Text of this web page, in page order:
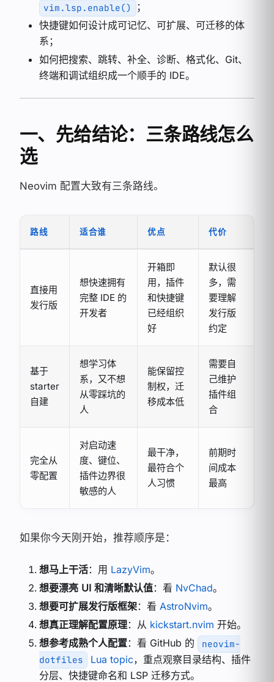
vim.lsp.enable()
；
快捷键如何设计成可记忆、可扩展、可迁移的体
系；
如何把搜索、跳转、补全、诊断、格式化、Git、
终端和调试组织成一个顺手的 IDE。
一、先给结论：三条路线怎么
选
Neovim 配置大致有三条路线。
路线 适合谁 优点 代价
直接用
发行版
想快速拥有
完整 IDE 的
开发者
开箱即
用，插件
和快捷键
已经组织
好
默认很
多，需
要理解
发行版
约定
基于
starter
自建
想学习体
系，又不想
从零踩坑的
人
能保留控
制权，迁
移成本低
需要自
己维护
插件组
合
完全从
零配置
对启动速
度、键位、
插件边界很
敏感的人
最干净，
最符合个
人习惯
前期时
间成本
最高
如果你今天刚开始，推荐顺序是：
想马上干活：用 LazyVim。
想要漂亮 UI 和清晰默认值：看 NvChad。
想要可扩展发行版框架：看 AstroNvim。
想真正理解配置原理：从 kickstart.nvim 开始。
想参考成熟个人配置：看 GitHub 的
neovim-
dotfiles
Lua topic，重点观察目录结构、插件
分层、快捷键命名和 LSP 迁移方式。